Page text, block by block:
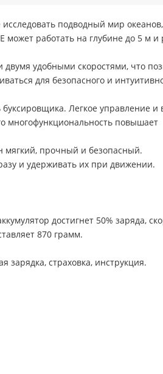
подводный мир
работать на глубине до 5 м и
двумя удобными скоростями, что
для безопасного и
Легкое управление и
многофункциональность повышает
мягкий, прочный и безопасный.
и удерживать их при движении.
достигнет 50% заряда,
870 грамм.
зарядка, страховка, инструкция.